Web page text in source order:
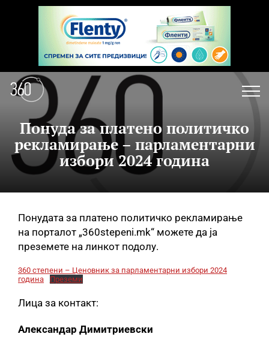
Понуда за платено политичко
рекламирање – парламентарни
избори 2024 година
Понудата за платено политичко рекламирање
на порталот „360stepeni.mk“ можете да ја
преземете на линкот подолу.
360 степени – Ценовник за парламентарни избори 2024
година
Преземи
Лица за контакт:
Александар Димитриевски